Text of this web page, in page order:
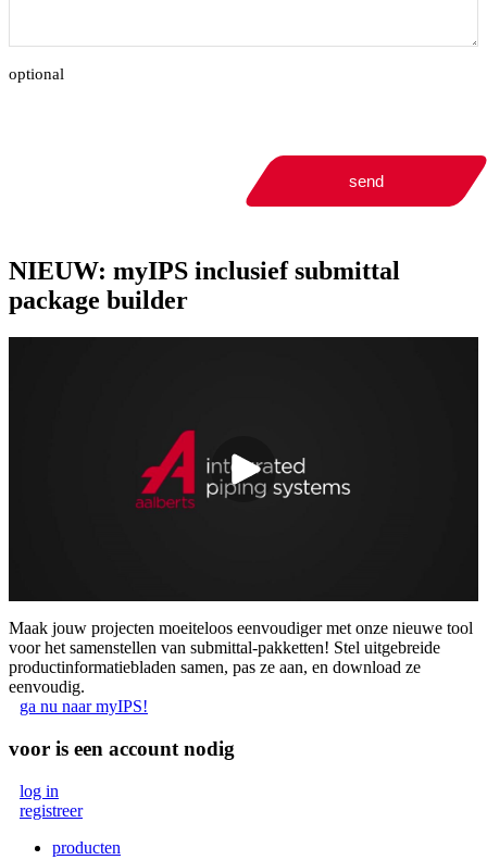
optional
send
NIEUW: myIPS inclusief submittal
package builder
Maak jouw projecten moeiteloos eenvoudiger met onze nieuwe tool
voor het samenstellen van submittal-pakketten! Stel uitgebreide
productinformatiebladen samen, pas ze aan, en download ze
eenvoudig.
ga nu naar myIPS!
voor is een account nodig
log in
registreer
producten